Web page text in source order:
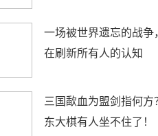
一场被世界遗忘的战争
在刷新所有人的认知
三国歃血为盟剑指何方
东大棋有人坐不住了！